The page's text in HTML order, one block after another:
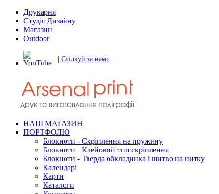
Друкарня
Студія Дизайну
Магазин
Outdoor
| Слідкуй за нами
НАШ МАГАЗИН
ПОРТФОЛІО
Блокноти - Скріплення на пружину
Блокноти - Клейовий тип скріплення
Блокноти - Тверда обкладинка і шитво на нитку
Календарі
Карти
Каталоги